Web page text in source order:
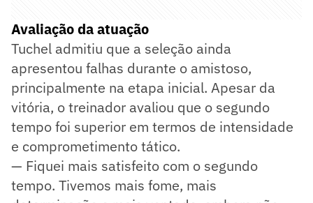
Avaliação da atuação
Tuchel admitiu que a seleção ainda
apresentou falhas durante o amistoso,
principalmente na etapa inicial. Apesar da
vitória, o treinador avaliou que o segundo
tempo foi superior em termos de intensidade
e comprometimento tático.
— Fiquei mais satisfeito com o segundo
tempo. Tivemos mais fome, mais